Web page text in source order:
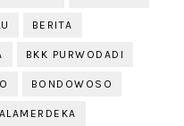
BERITA
BKK PURWODADI
BONDOWOSO